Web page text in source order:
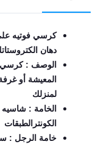
كرسي فوتيه
دهان
الوصف : كرسي
المعيشة أو
لمنزلك
الخامة :
الكونترالطبقات
خامة الرجل :